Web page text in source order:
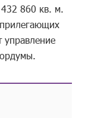
860 кв. м.
управление